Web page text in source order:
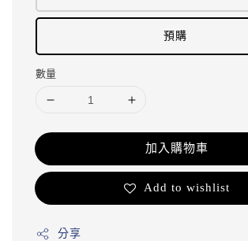
預購
數量
加入購物車
Add to wishlist
分享